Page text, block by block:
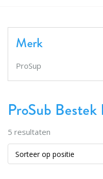
ProSub
5 resultaten
Merk
ProSup